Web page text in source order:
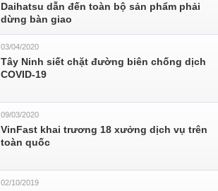
Daihatsu dẫn đến toàn bộ sản phẩm phải
dừng bàn giao
03/04/2020
Tây Ninh siết chặt đường biên chống dịch
COVID-19
09/03/2020
VinFast khai trương 18 xưởng dịch vụ trên
toàn quốc
02/10/2019